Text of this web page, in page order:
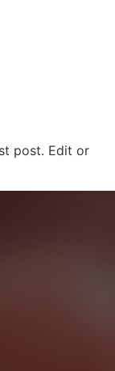
post. Edit or